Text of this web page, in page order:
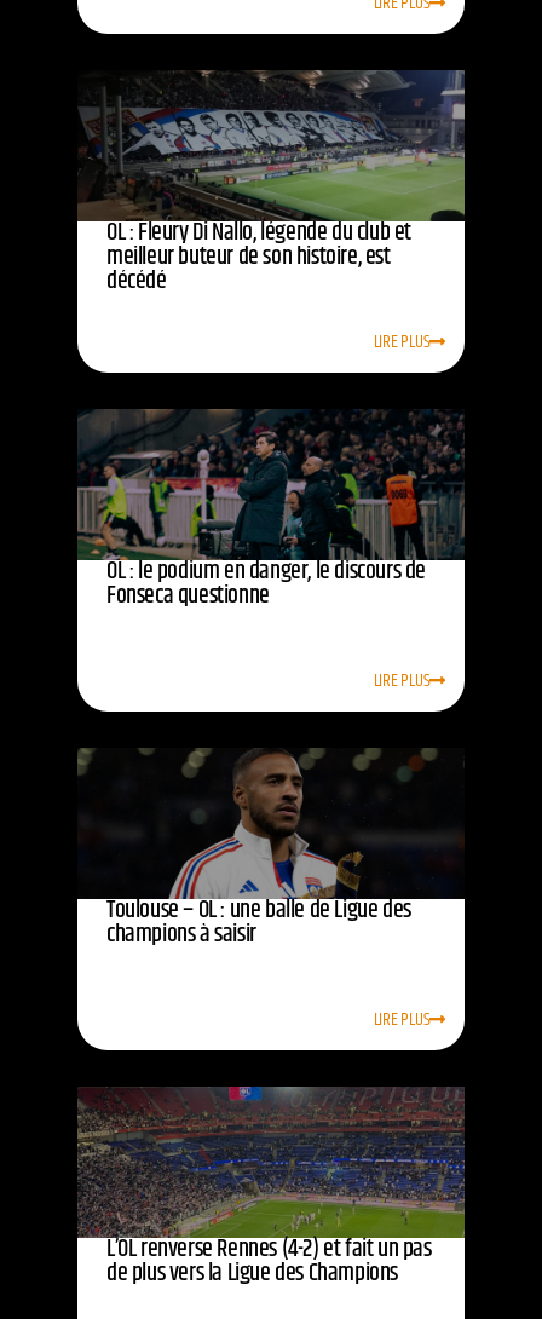
OL : Fleury Di Nallo, légende du club et
meilleur buteur de son histoire, est
décédé
LIRE PLUS
OL : le podium en danger, le discours de
Fonseca questionne
LIRE PLUS
Toulouse – OL : une balle de Ligue des
champions à saisir
LIRE PLUS
L’OL renverse Rennes (4-2) et fait un pas
de plus vers la Ligue des Champions